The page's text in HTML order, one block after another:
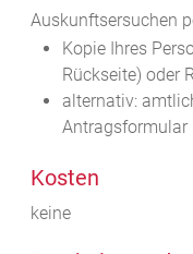
Auskunftsersuchen
Kopie Ihres
Rückseite) oder
alternativ:
Antragsformular
Kosten
keine